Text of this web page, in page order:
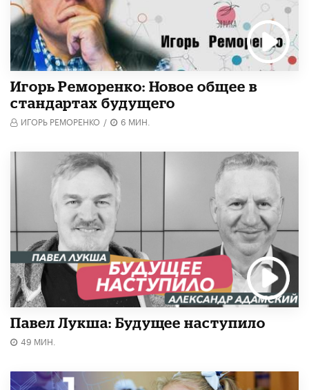
Игорь Реморенко: Новое общее в
стандартах будущего
ИГОРЬ РЕМОРЕНКО / 6 МИН.
Павел Лукша: Будущее наступило
49 МИН.